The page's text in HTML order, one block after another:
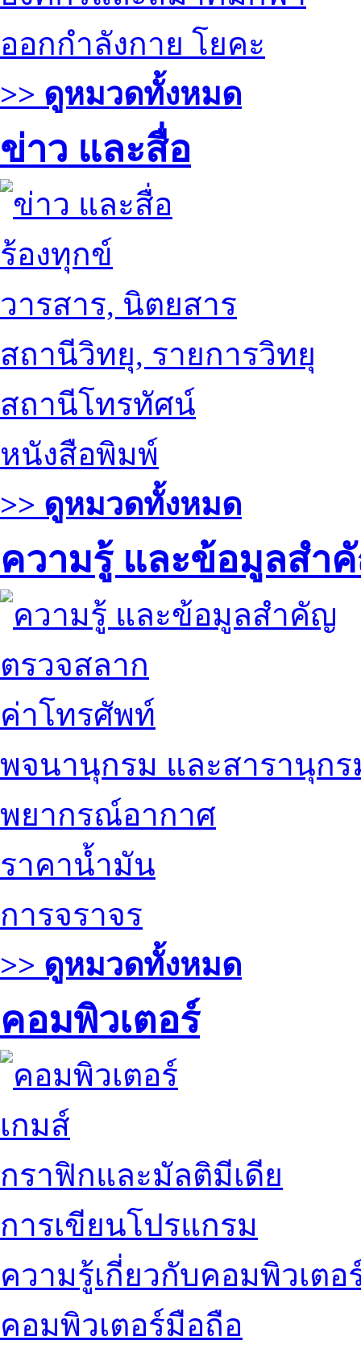
ออกกำลังกาย โยคะ
>> ดูหมวดทั้งหมด
ข่าว และสื่อ
ร้องทุกข์
วารสาร, นิตยสาร
สถานีวิทยุ, รายการวิทยุ
สถานีโทรทัศน์
หนังสือพิมพ์
>> ดูหมวดทั้งหมด
ความรู้ และข้อมูลสำ
ตรวจสลาก
ค่าโทรศัพท์
พจนานุกรม และสารานุกร
พยากรณ์อากาศ
ราคาน้ำมัน
การจราจร
>> ดูหมวดทั้งหมด
คอมพิวเตอร์
เกมส์
กราฟิกและมัลติมีเดีย
การเขียนโปรแกรม
ความรู้เกี่ยวกับคอมพิวเตอ
คอมพิวเตอร์มือถือ